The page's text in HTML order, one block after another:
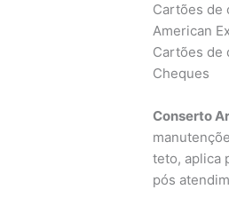
Cartões de
American
Cartões de
Cheques
Conserto
teto, aplica
pós